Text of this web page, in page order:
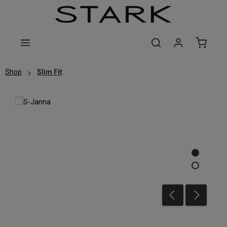
Zum Hauptinhalt springen
Shop Slim Fit